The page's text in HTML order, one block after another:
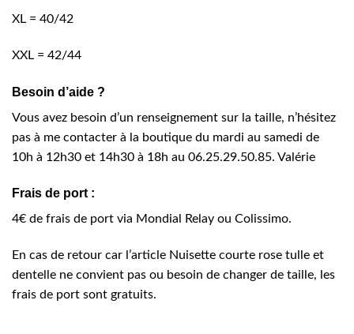
XL = 40/42
XXL = 42/44
Besoin d’aide ?
Vous avez besoin d’un renseignement sur la taille, n’hésitez
pas à me contacter à la boutique du mardi au samedi de
10h à 12h30 et 14h30 à 18h au 06.25.29.50.85. Valérie
Frais de port :
4€ de frais de port via Mondial Relay ou Colissimo.
En cas de retour car l’article Nuisette courte rose tulle et
dentelle ne convient pas ou besoin de changer de taille, les
frais de port sont gratuits.